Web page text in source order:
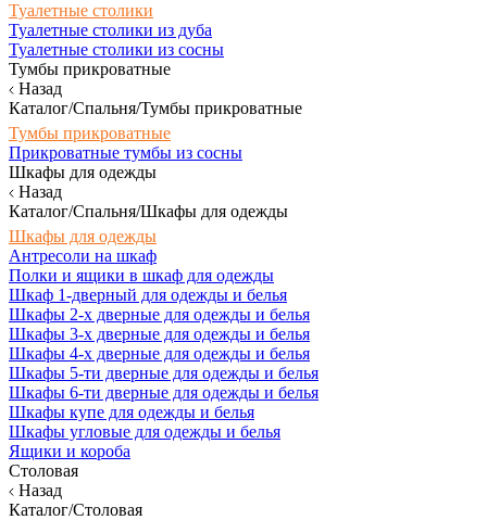
Туалетные столики
Туалетные столики из дуба
Туалетные столики из сосны
Тумбы прикроватные
Назад
Каталог/Спальня/Тумбы прикроватные
Тумбы прикроватные
Прикроватные тумбы из сосны
Шкафы для одежды
Назад
Каталог/Спальня/Шкафы для одежды
Шкафы для одежды
Антресоли на шкаф
Полки и ящики в шкаф для одежды
Шкаф 1-дверный для одежды и белья
Шкафы 2-х дверные для одежды и белья
Шкафы 3-х дверные для одежды и белья
Шкафы 4-х дверные для одежды и белья
Шкафы 5-ти дверные для одежды и белья
Шкафы 6-ти дверные для одежды и белья
Шкафы купе для одежды и белья
Шкафы угловые для одежды и белья
Ящики и короба
Столовая
Назад
Каталог/Столовая